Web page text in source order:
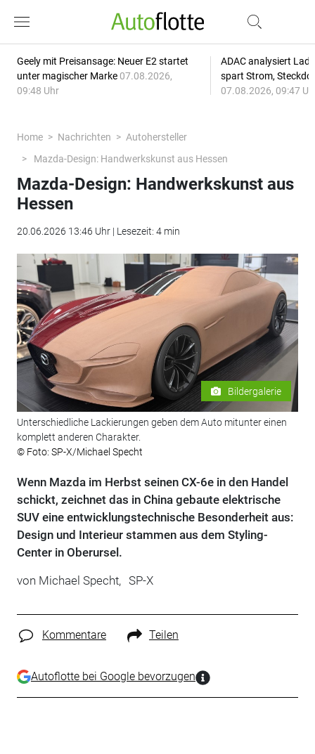
Geely mit Preisansage: Neuer E2 startet
unter magischer Marke 07.08.2026,
09:48 Uhr
ADAC analysiert
spart Strom,
07.08.2026, 09:47
Home Nachrichten
Autohersteller
Mazda-Design: Handwerkskunst aus Hessen
Mazda-Design: Handwerkskunst aus
Hessen
20.06.2026 13:46 Uhr | Lesezeit: 4 min
Bildergalerie
Unterschiedliche Lackierungen geben dem Auto mitunter einen
komplett anderen Charakter.
© Foto: SP-X/Michael Specht
Wenn Mazda im Herbst seinen CX-6e in den Handel
schickt, zeichnet das in China gebaute elektrische
SUV eine entwicklungstechnische Besonderheit aus:
Design und Interieur stammen aus dem Styling-
Center in Oberursel.
von Michael Specht, SP-X
Kommentare Teilen
Autoflotte bei Google bevorzugen